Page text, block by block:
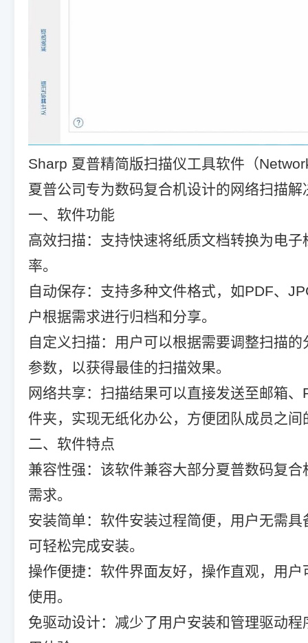
Sharp 夏普精简版扫描仪工具软件（
夏普公司专为数码复合机设计的网络扫描解
一、软件功能
高效扫描：支持快速将纸质文档转换为电
率。
自动保存：支持多种文件格式，如PDF、
户根据需求进行归档和分享。
自定义扫描：用户可以根据需要调整扫描
参数，以获得最佳的扫描效果。
网络共享：扫描结果可以直接发送至邮箱
件夹，实现无纸化办公，方便团队成员之间
二、软件特点
兼容性强：该软件兼容大部分夏普数码复
需求。
安装简单：软件安装过程简便，用户无需
可轻松完成安装。
操作便捷：软件界面友好，操作直观，用
使用。
免驱动设计：减少了用户安装和管理驱动